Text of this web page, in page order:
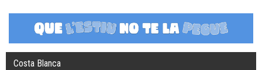
Costa Blanca